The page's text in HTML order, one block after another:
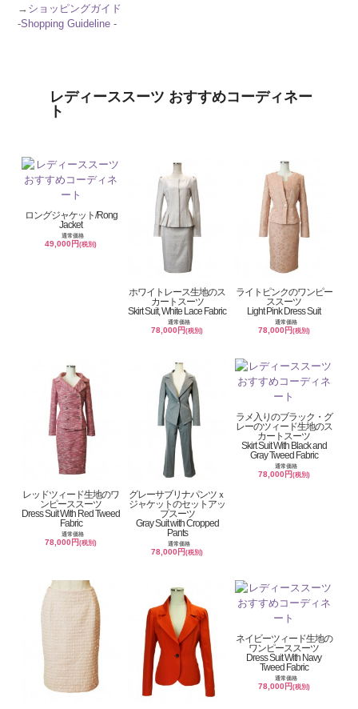
→ ショッピングガイド
-Shopping Guideline -
レディーススーツ おすすめコーディネー
ト
ロングジャケット/Rong
Jacket
通常価格
49,000円(税別)
ホワイトレース生地のス
カートスーツ
Skirt Suit, White Lace Fabric
通常価格
78,000円(税別)
ライトピンクのワンピー
ススーツ
Light Pink Dress Suit
通常価格
78,000円 (税別)
レッドツィード生地のワ
ンピーススーツ
Dress Suit With Red Tweed
Fabric
通常価格
78,000円(税別)
グレーサブリナパンツｘ
ジャケットのセットアッ
プスーツ
Gray Suit with Cropped
Pants
通常価格
78,000円(税別)
ラメ入りのブラック・グ
レーのツィード生地のス
カートスーツ
Skirt Suit With Black and
Gray Tweed Fabric
通常価格
78,000円 (税別)
ネイビーツィード生地の
ワンピーススーツ
Dress Suit With Navy
Tweed Fabric
通常価格
78,000円 (税別)